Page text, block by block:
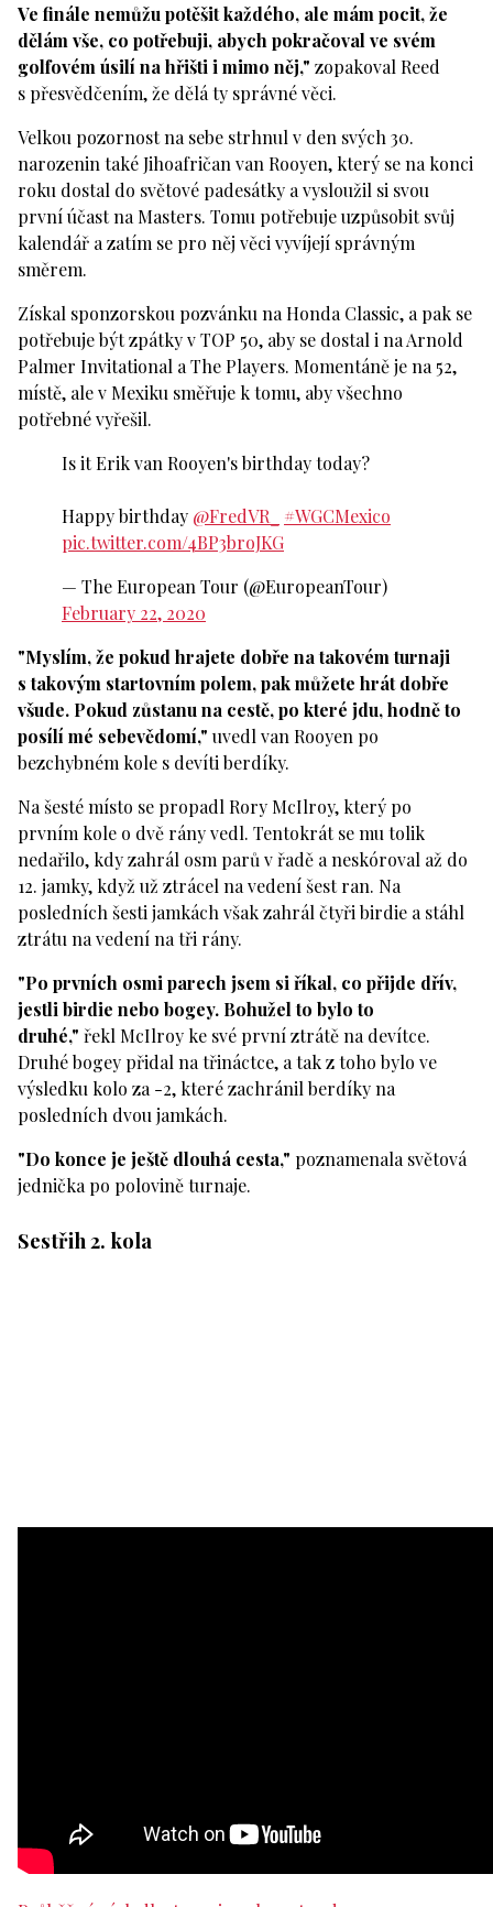
Ve finále nemůžu potěšit každého, ale mám pocit, že
dělám vše, co potřebuji, abych pokračoval ve svém
golfovém úsilí na hřišti i mimo něj," zopakoval Reed
s přesvědčením, že dělá ty správné věci.
Velkou pozornost na sebe strhnul v den svých 30.
narozenin také Jihoafričan van Rooyen, který se na konci
roku dostal do světové padesátky a vysloužil si svou
první účast na Masters. Tomu potřebuje uzpůsobit svůj
kalendář a zatím se pro něj věci vyvíjejí správným
směrem.
Získal sponzorskou pozvánku na Honda Classic, a pak se
potřebuje být zpátky v TOP 50, aby se dostal i na Arnold
Palmer Invitational a The Players. Momentáně je na 52,
místě, ale v Mexiku směřuje k tomu, aby všechno
potřebné vyřešil.
Is it Erik van Rooyen's birthday today?
Happy birthday @FredVR_
#WGCMexico
pic.twitter.com/4BP3broJKG
— The European Tour (@EuropeanTour)
February 22, 2020
"Myslím, že pokud hrajete dobře na takovém turnaji
s takovým startovním polem, pak můžete hrát dobře
všude. Pokud zůstanu na cestě, po které jdu, hodně to
posílí mé sebevědomí," uvedl van Rooyen po
bezchybném kole s devíti berdíky.
Na šesté místo se propadl Rory McIlroy, který po
prvním kole o dvě rány vedl. Tentokrát se mu tolik
nedařilo, kdy zahrál osm parů v řadě a neskóroval až do
12. jamky, když už ztrácel na vedení šest ran. Na
posledních šesti jamkách však zahrál čtyři birdie a stáhl
ztrátu na vedení na tři rány.
"Po prvních osmi parech jsem si říkal, co přijde dřív,
jestli birdie nebo bogey. Bohužel to bylo to
druhé," řekl McIlroy ke své první ztrátě na devítce.
Druhé bogey přidal na třináctce, a tak z toho bylo ve
výsledku kolo za -2, které zachránil berdíky na
posledních dvou jamkách.
"Do konce je ještě dlouhá cesta," poznamenala světová
jednička po polovině turnaje.
Sestřih 2. kola